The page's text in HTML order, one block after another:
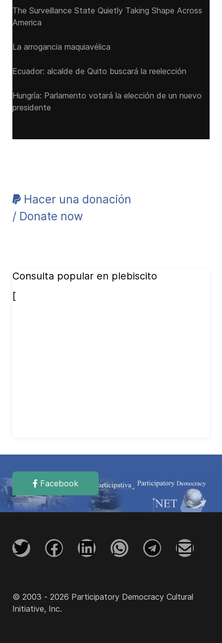
The Surveillance State Quietly Taking Shape Across
America
La arrogancia maquiavélica
Ecuador: alcalde de Quito buscará la reelección
Hungría: Parlamento votará la elección de un nuevo
presidente
Hacer una donación
/ Donate now
Consulta popular en plebiscito
[
Facebook
© 2003 - 2026 Participatory Democracy Cultural
Initiative, Inc.